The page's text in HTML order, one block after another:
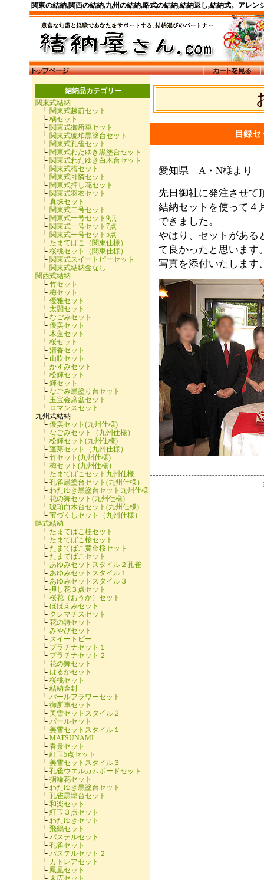
関東の結納,関西の結納,九州の結納,略式の結納,結納返し,結納式。アレ
目録
愛知県 A・N様より
先日御社に発注させて
結納セットを使って４
できました。
やはり、セットがある
て良かったと思います
写真を添付いたします
結納品カテゴリー
関東式結納
└ 関東式越前セット
└ 橘セット
└ 関東式御所車セット
└ 関東式琥珀黒塗台セット
└ 関東式孔雀セット
└ 関東式わたゆき黒塗台セット
└ 関東式わたゆき白木台セット
└ 関東式梅セット
└ 関東式可憐セット
└ 関東式押し花セット
└ 関東式羽衣セット
└ 真珠セット
└ 関東式二号セット
└ 関東式一号セット9点
└ 関東式一号セット7点
└ 関東式一号セット5点
└ たまてばこ（関東仕様）
└ 桜桃セット（関東仕様）
└ 関東式スイートピーセット
└ 関東式結納金なし
関西式結納
└ 竹セット
└ 梅セット
└ 優雅セット
└ 太閤セット
└ なごみセット
└ 優美セット
└ 木蓮セット
└ 桜セット
└ 清香セット
└ 山吹セット
└ かすみセット
└ 松輝セット
└ 輝セット
└ なごみ黒塗り台セット
└ 玉宝会席盆セット
└ ロマンスセット
九州式結納
└ 優美セット(九州仕様)
└ なごみセット（九州仕様）
└ 松輝セット(九州仕様)
└ 蓬莱セット（九州仕様）
└ 竹セット(九州仕様)
└ 梅セット(九州仕様）
└ たまてばこセット九州仕様
└ 孔雀黒塗台セット(九州仕様）
└ わたゆき黒塗台セット九州仕様
└ 花の舞セット(九州仕様)
└ 琥珀白木台セット(九州仕様)
└ 宝づくしセット（九州仕様）
略式結納
└ たまてばこ桂セット
└ たまてばこ桜セット
└ たまてばこ黄金桜セット
└ たまてばこセット
└ あゆみセットスタイル２孔雀
└ あゆみセットスタイル１
└ あゆみセットスタイル３
└ 押し花３点セット
└ 桜花（おうか）セット
└ ほほえみセット
└ クレマチスセット
└ 花の詩セット
└ みやびセット
└ スイートピー
└ プラチナセット１
└ プラチナセット２
└ 花の舞セット
└ はるかセット
└ 桜桃セット
└ 結納金封
└ パールフラワーセット
└ 御所車セット
└ 美雪セットスタイル２
└ パールセット
└ 美雪セットスタイル１
└ MATSUNAMI
└ 春景セット
└ 紅玉5点セット
└ 美雪セットスタイル３
└ 孔雀ウエルカムボードセット
└ 指輪花セット
└ わたゆき黒塗台セット
└ 孔雀黒塗台セット
└ 和楽セット
└ 紅玉３点セット
└ わたゆきセット
└ 飛鶴セット
└ パステルセット
└ 孔雀セット
└ パステルセット２
└ カトレアセット
└ 鳳凰セット
└ 末広セット